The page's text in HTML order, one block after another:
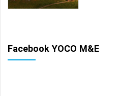
Facebook YOCO M&E